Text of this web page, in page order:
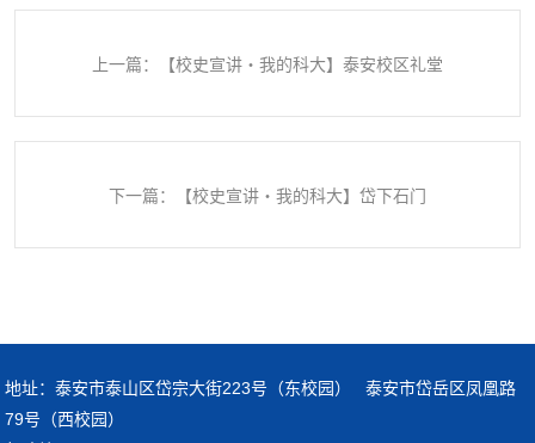
上一篇：【校史宣讲・我的科大】泰安校区礼堂
下一篇：【校史宣讲・我的科大】岱下石门
地址：泰安市泰山区岱宗大街223号（东校园） 泰安市岱岳区凤凰路
79号（西校园）